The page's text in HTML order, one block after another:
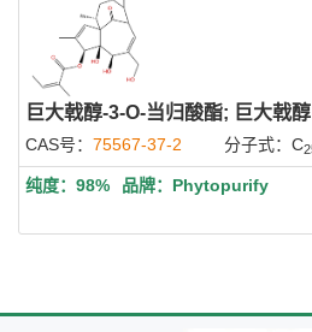
巨大戟醇-3-O-当归酸酯; 巨大戟
CAS号： 75567-37-2 分子式：C
纯度：98% 品牌：Phytopurify